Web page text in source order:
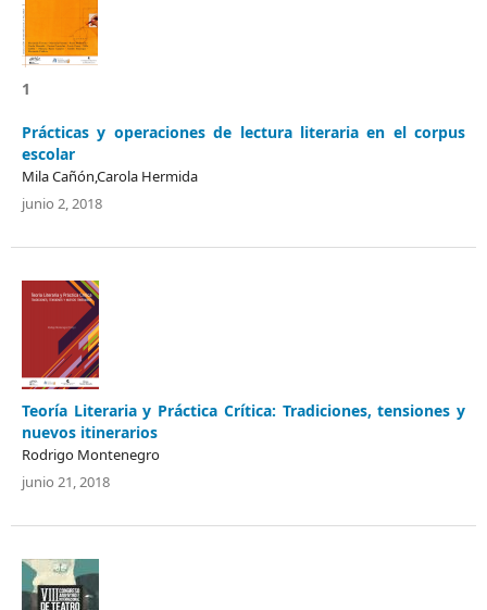
1
Prácticas y operaciones de lectura literaria en el corpus
escolar
Mila Cañón,Carola Hermida
junio 2, 2018
Teoría Literaria y Práctica Crítica: Tradiciones, tensiones y
nuevos itinerarios
Rodrigo Montenegro
junio 21, 2018